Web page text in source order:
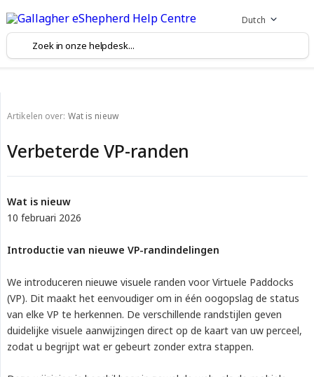
Dutch
Artikelen over: Wat is nieuw
Verbeterde VP-randen
Wat is nieuw
10 februari 2026
Introductie van nieuwe VP-randindelingen
We introduceren nieuwe visuele randen voor Virtuele Paddocks
(VP). Dit maakt het eenvoudiger om in één oogopslag de status
van elke VP te herkennen. De verschillende randstijlen geven
duidelijke visuele aanwijzingen direct op de kaart van uw perceel,
zodat u begrijpt wat er gebeurt zonder extra stappen.